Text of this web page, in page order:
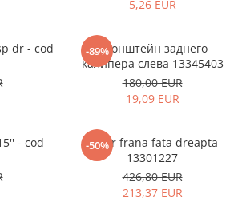
2022-prezent
prezent
140V 2022-
5,26 EUR
dr - cod
-89%Кронштейн заднего
калипера слева 13345403
180,00 EUR
19,09 EUR
- cod
-50%
Etrier frana fata dreapta
13301227
426,80 EUR
213,37 EUR